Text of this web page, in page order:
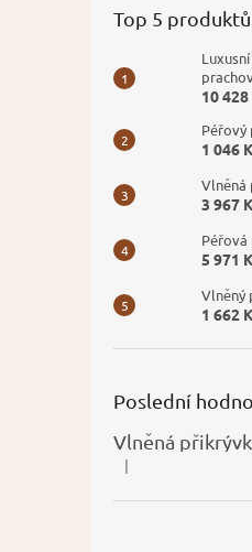
Top 5 produktů
10 428
Péřový
1 046
Vlněná
3 967
5 971
Vlněný
1 662
Poslední
Vlněná
Hodnocení
|